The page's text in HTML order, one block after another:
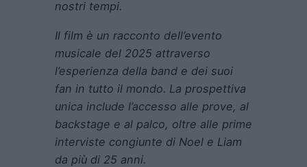
nostri tempi.
Il film è un racconto dell’evento
musicale del 2025 attraverso
l’esperienza della band e dei suoi
fan in tutto il mondo. La prospettiva
unica include l’accesso alle prove, al
backstage e al palco, oltre alle prime
interviste congiunte di Noel e Liam
da più di 25 anni.